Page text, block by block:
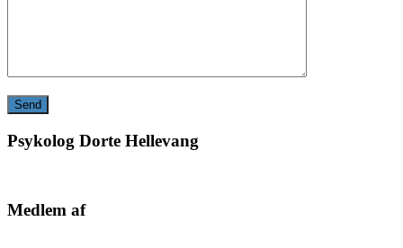
Psykolog Dorte Hellevang
Medlem af